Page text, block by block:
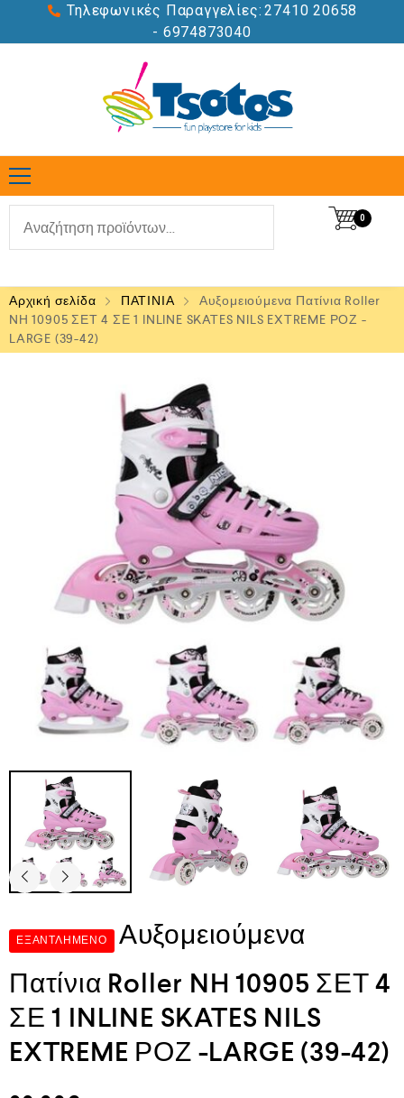
Τηλεφωνικές Παραγγελίες: 27410 20658
- 6974873040
0
Αρχική σελίδα ΠΑΤΙΝΙΑ
Αυξομειούμενα Πατίνια Roller
NH 10905 ΣΕΤ 4 ΣΕ 1 INLINE SKATES NILS EXTREME ΡΟΖ -
LARGE (39-42)
ΕΞΑΝΤΛΗΜΈΝΟ
Αυξομειούμενα
Πατίνια Roller NH 10905 ΣΕΤ 4
ΣΕ 1 INLINE SKATES NILS
EXTREME ΡΟΖ -LARGE (39-42)